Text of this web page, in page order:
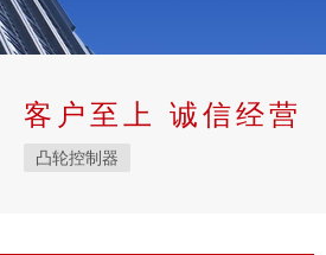
客户至上 诚信经营
凸轮控制器